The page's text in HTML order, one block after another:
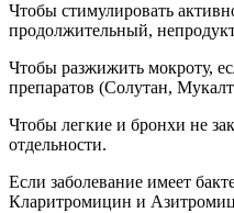
Чтобы стимулировать
продолжительный,
Чтобы разжижить мокроту,
препаратов (Солутан,
Чтобы легкие и бронхи не
отдельности.
Если заболевание имеет
Кларитромицин и